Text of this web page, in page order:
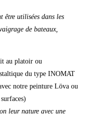
être utilisées dans les
de bateaux,
au platoir ou
du type INOMAT
notre peinture Löva ou
leur nature avec une